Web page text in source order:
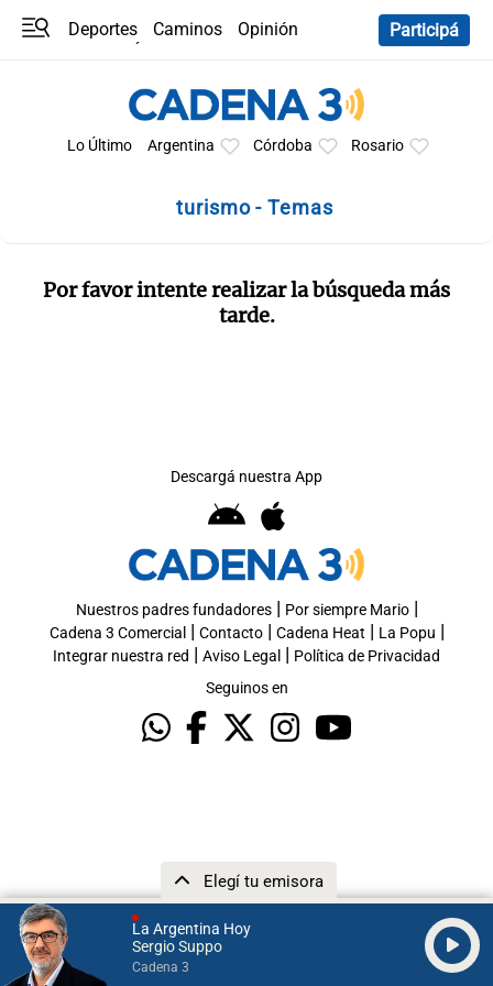
La Argentina Hoy
Sergio Suppo
Cadena 3
Elegí tu emisora
Deportes Caminos
Opinión
Participá
Lo Último Argentina Córdoba Rosario
turismo - Temas
Por favor intente realizar la búsqueda más
tarde.
Descargá nuestra App
Nuestros padres fundadores| Por siempre Mario|
Cadena 3 Comercial | Contacto| Cadena Heat | La Popu |
Integrar nuestra red | Aviso Legal | Política de Privacidad
Seguinos en